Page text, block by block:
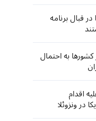
در قبال برنامه
به احتمال
اقدام
در ونزوئلا